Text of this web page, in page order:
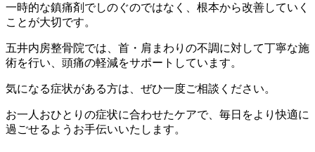
一時的な鎮痛剤でしのぐのではなく、根本から改善していく
ことが大切です。
五井内房整骨院では、首・肩まわりの不調に対して丁寧な施
術を行い、頭痛の軽減をサポートしています。
気になる症状がある方は、ぜひ一度ご相談ください。
お一人おひとりの症状に合わせたケアで、毎日をより快適に
過ごせるようお手伝いいたします。